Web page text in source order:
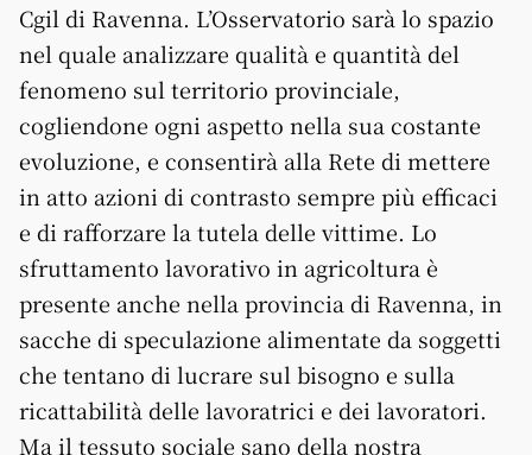
Cgil di Ravenna. L’Osservatorio sarà lo spazio
nel quale analizzare qualità e quantità del
fenomeno sul territorio provinciale,
cogliendone ogni aspetto nella sua costante
evoluzione, e consentirà alla Rete di mettere
in atto azioni di contrasto sempre più efficaci
e di rafforzare la tutela delle vittime. Lo
sfruttamento lavorativo in agricoltura è
presente anche nella provincia di Ravenna, in
sacche di speculazione alimentate da soggetti
che tentano di lucrare sul bisogno e sulla
ricattabilità delle lavoratrici e dei lavoratori.
Ma il tessuto sociale sano della nostra